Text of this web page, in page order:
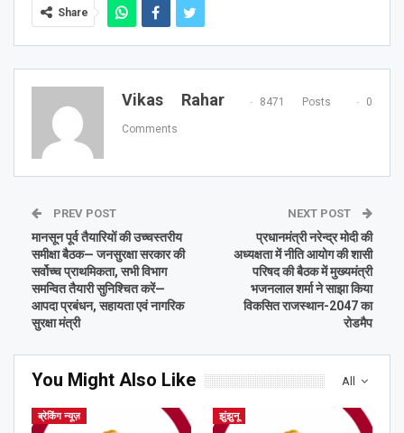
Share
Vikas Rahar 8471 Posts 0
Comments
PREV POST
मानसून पूर्व तैयारियों की उच्चस्तरीय
समीक्षा बैठक— जनसुरक्षा सरकार की
सर्वोच्च प्राथमिकता, सभी विभाग
समन्वित तैयारी सुनिश्चित करें—
आपदा प्रबंधन, सहायता एवं नागरिक
सुरक्षा मंत्री
NEXT POST
प्रधानमंत्री नरेन्द्र मोदी की
अध्यक्षता में नीति आयोग की शासी
परिषद की बैठक में मुख्यमंत्री
भजनलाल शर्मा ने साझा किया
विकसित राजस्थान-2047 का
रोडमैप
All
You Might Also Like
ब्रेकिंग न्यूज़ झुंझुनू